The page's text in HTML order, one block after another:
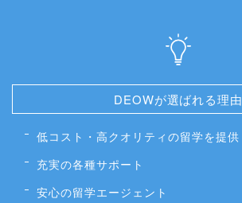
DEOWが選ばれる理由
低コスト・高クオリティの留学を提供
充実の各種サポート
安心の留学エージェント